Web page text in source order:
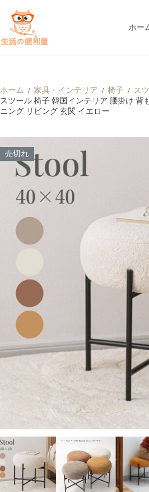
ホー
ホーム / 家具・インテリア / 椅子 / ス
スツール 椅子 韓国インテリア 腰掛け 背
ニング リビング 玄関 イエロー
売切れ